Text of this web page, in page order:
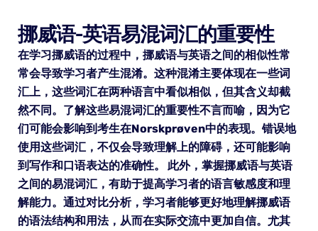
挪威语-英语易混词汇的重要性
在学习挪威语的过程中，挪威语与英语之间的相似性常
常会导致学习者产生混淆。这种混淆主要体现在一些词
汇上，这些词汇在两种语言中看似相似，但其含义却截
然不同。了解这些易混词汇的重要性不言而喻，因为它
们可能会影响到考生在Norskprøven中的表现。错误地
使用这些词汇，不仅会导致理解上的障碍，还可能影响
到写作和口语表达的准确性。 此外，掌握挪威语与英语
之间的易混词汇，有助于提高学习者的语言敏感度和理
解能力。通过对比分析，学习者能够更好地理解挪威语
的语法结构和用法，从而在实际交流中更加自信。尤其